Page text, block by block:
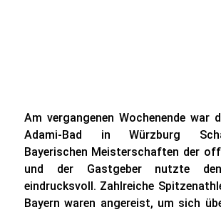
Am vergangenen Wochenende war
Adami-Bad in Würzburg
Bayerischen Meisterschaften der
und der Gastgeber nutzte
eindrucksvoll. Zahlreiche
Bayern waren angereist, um sich